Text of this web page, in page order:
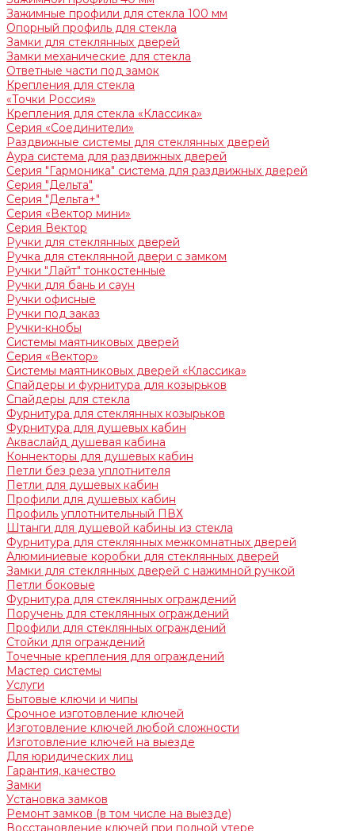
Зажимные профили для стекла 100 мм
Опорный профиль для стекла
Замки для стеклянных дверей
Замки механические для стекла
Ответные части под замок
Крепления для стекла
«Точки Россия»
Крепления для стекла «Классика»
Серия «Соединители»
Раздвижные системы для стеклянных дверей
Аура система для раздвижных дверей
Серия "Гармоника" система для раздвижных дверей
Серия "Дельта"
Серия "Дельта+"
Серия «Вектор мини»
Серия Вектор
Ручки для стеклянных дверей
Ручка для стеклянной двери с замком
Ручки "Лайт" тонкостенные
Ручки для бань и саун
Ручки офисные
Ручки под заказ
Ручки-кнобы
Системы маятниковых дверей
Серия «Вектор»
Системы маятниковых дверей «Классика»
Спайдеры и фурнитура для козырьков
Спайдеры для стекла
Фурнитура для стеклянных козырьков
Фурнитура для душевых кабин
Акваслайд душевая кабина
Коннекторы для душевых кабин
Петли без реза уплотнителя
Петли для душевых кабин
Профили для душевых кабин
Профиль уплотнительный ПВХ
Штанги для душевой кабины из стекла
Фурнитура для стеклянных межкомнатных дверей
Алюминиевые коробки для стеклянных дверей
Замки для стеклянных дверей с нажимной ручкой
Петли боковые
Фурнитура для стеклянных ограждений
Поручень для стеклянных ограждений
Профили для стеклянных ограждений
Стойки для ограждений
Точечные крепления для ограждений
Мастер системы
Услуги
Бытовые ключи и чипы
Срочное изготовление ключей
Изготовление ключей любой сложности
Изготовление ключей на выезде
Для юридических лиц
Гарантия, качество
Замки
Установка замков
Ремонт замков (в том числе на выезде)
Восстановление ключей при полной утере